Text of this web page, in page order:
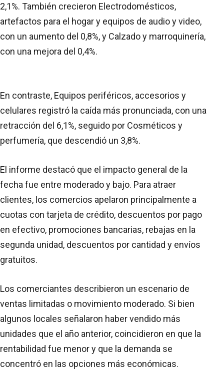
2,1%. También crecieron Electrodomésticos,
artefactos para el hogar y equipos de audio y video,
con un aumento del 0,8%, y Calzado y marroquinería,
con una mejora del 0,4%.
En contraste, Equipos periféricos, accesorios y
celulares registró la caída más pronunciada, con una
retracción del 6,1%, seguido por Cosméticos y
perfumería, que descendió un 3,8%.
El informe destacó que el impacto general de la
fecha fue entre moderado y bajo. Para atraer
clientes, los comercios apelaron principalmente a
cuotas con tarjeta de crédito, descuentos por pago
en efectivo, promociones bancarias, rebajas en la
segunda unidad, descuentos por cantidad y envíos
gratuitos.
Los comerciantes describieron un escenario de
ventas limitadas o movimiento moderado. Si bien
algunos locales señalaron haber vendido más
unidades que el año anterior, coincidieron en que la
rentabilidad fue menor y que la demanda se
concentró en las opciones más económicas.